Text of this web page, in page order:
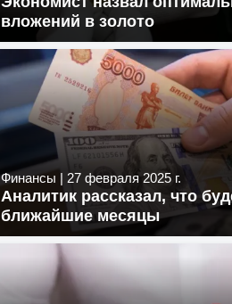
вложений в золото
Финансы | 27 февраля 2025 г.
Аналитик рассказал, что
ближайшие месяцы